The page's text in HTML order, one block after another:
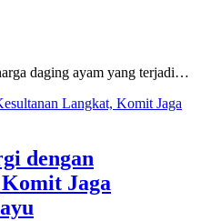
daging ayam yang terjadi…
dengan
Jaga